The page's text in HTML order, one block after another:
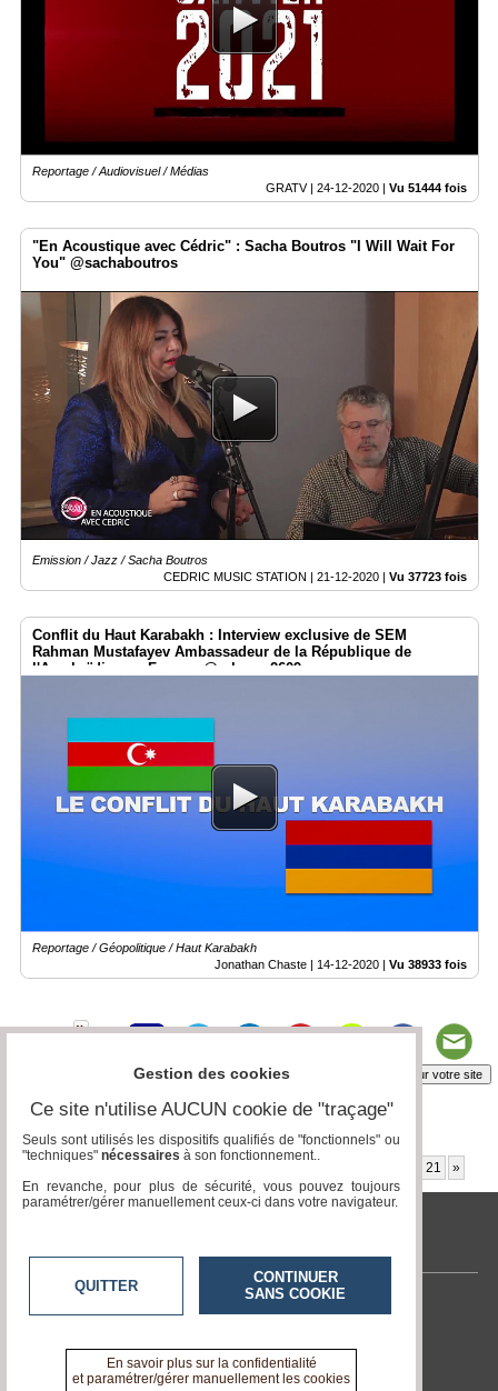
Reportage / Audiovisuel / Médias
GRATV | 24-12-2020 Vu 51444 fois
"En Acoustique avec Cédric" : Sacha Boutros "I Will Wait For
You" @sachaboutros
Emission / Jazz / Sacha Boutros
CEDRIC MUSIC STATION | 21-12-2020 | Vu 37723 fois
Conflit du Haut Karabakh : Interview exclusive de SEM
Rahman Mustafayev Ambassadeur de la République de
l'Azerbaïdjan en France. @rahman2609m
Reportage / Géopolitique / Haut Karabakh
Jonathan Chaste | 14-12-2020 | Vu 38933 fois
Insérez sur votre site
Page 13 / 32
21 »
tvlocale.fr
Contactez-nous
A propos de tvlocale.fr
Gestion des cookies
Ce site n'utilise AUCUN cookie de "traçage"
Seuls sont utilisés les dispositifs qualifiés de "fonctionnels" ou
"techniques" nécessaires à son fonctionnement..
En revanche, pour plus de sécurité, vous pouvez toujours
paramétrer/gérer manuellement ceux-ci dans votre navigateur.
QUITTER
CONTINUER
SANS COOKIE
En savoir plus sur la confidentialité
et paramétrer/gérer manuellement les cookies